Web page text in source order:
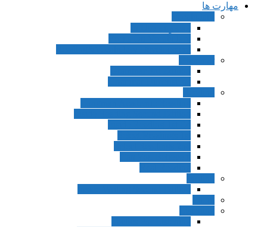
مهارت ها
Vocabulary
مجموعه In Use
Focus On Vocabulary
Reading&Vocabulary Development
Grammar
Grammar 3rd Edition
Grammar Dimensions
Reading
Longman Academic Reading
Inside Reading Second Edition
Inside Reading 1st Ed
Select Readings 1st
Select Readings 2nd
Can You Believe it
Real Reading
Writing
Inside Writing Second Edition
Idiom
Listening
Tactics For Listening